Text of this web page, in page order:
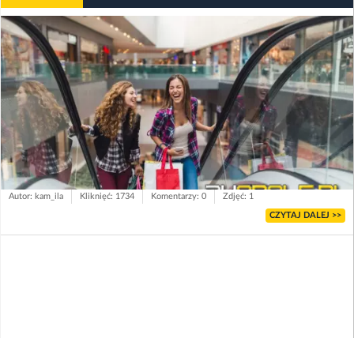
Autor: kam_ila Kliknięć: 1734 Komentarzy: 0 Zdjęć: 1
CZYTAJ DALEJ >>